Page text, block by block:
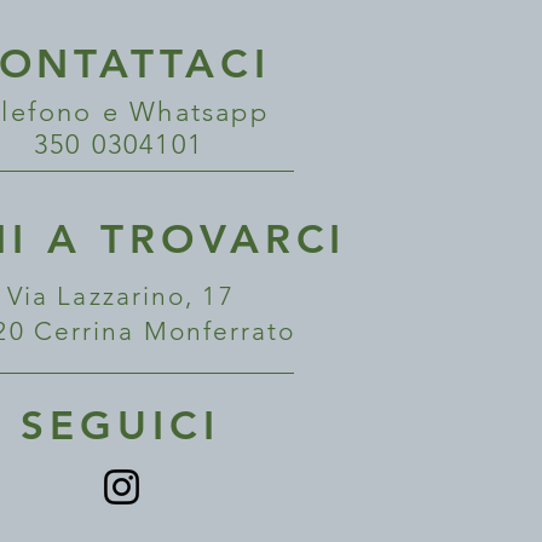
e Whatsapp
350 0304101
A TROVARCI
Via Lazzarino, 17
Cerrina Monferrato
SEGUICI